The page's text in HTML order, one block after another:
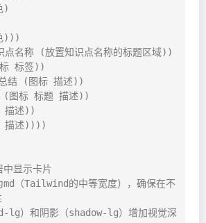
)
)))
名称 (放置知识点名称的标题区域))
标签))
结 (图标 描述))
(图标 标题 描述))
描述))
描述))))
显示卡片
（Tailwind的中等宽度），确保在不
lg）和阴影（shadow-lg）增加视觉深